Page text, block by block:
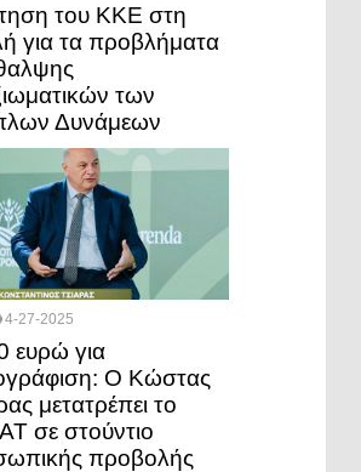
του ΚΚΕ στη
για τα προβλήματα
των
Δυνάμεων
4-27-2025
ευρώ για
Ο Κώστας
μετατρέπει το
σε στούντιο
προβολής